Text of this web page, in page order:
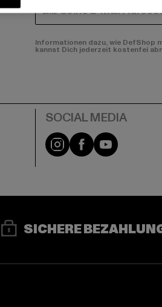
E-MAIL
Informationen dazu, wie DefShop
kannst Dich jederzeit kostenfei
Instagram
FacebookYouTube
SICHERE